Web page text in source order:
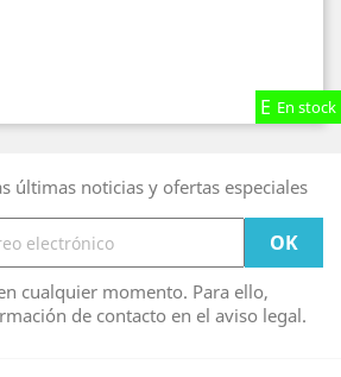
En stock
En stock
En stock
últimas noticias y ofertas especiales
cualquier momento. Para ello,
de contacto en el aviso legal.